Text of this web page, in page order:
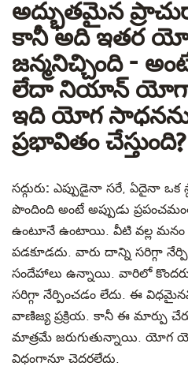
అద్భుతమైన
కానీ అది ఇతర
జన్మనిచ్చింది -
లేదా నియాన్ యోగా
ఇది యోగ
ప్రభావితం చేస్తుంది?
సద్గురు: ఎప్పుడైనా సరే, ఏదైనా ఒక
పొందింది అంటే అప్పుడు
ఉంటూనే ఉంటాయి. వీటి వల్ల మనం
పడకూడదు. వారు దాన్ని సరిగ్గా
సందేహాలు ఉన్నాయి. వారిలో కొందరు
సరిగ్గా నేర్పించడం లేదు. ఈ
వాణిజ్య ప్రక్రియ. కానీ ఈ మార్పు
మాత్రమే జరుగుతున్నాయి. యోగ
విధంగానూ చెదరలేదు.